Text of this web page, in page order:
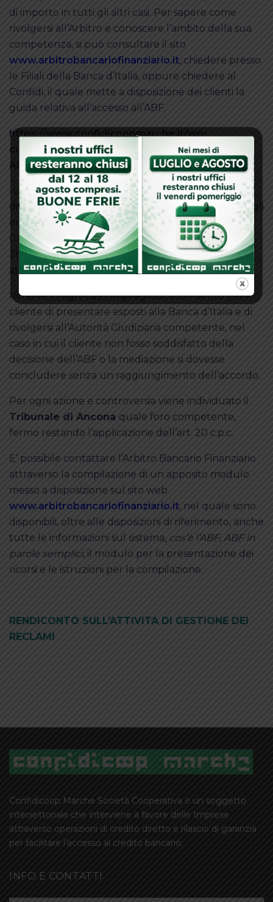
di importo in tutti gli altri casi. Per sapere come
rivolgersi all’Arbitro e conoscere l’ambito della sua
competenza, si può consultare il sito
www.arbitrobancariofinanziario.it, chiedere presso
le Filiali della Banca d’Italia, oppure chiedere al
Confidi, il quale mette a disposizione dei clienti la
guida relativa all’accesso all’ABF.
https://www.confidicoopmarche.it/wp-
content/uploads/2024/11/GUIDA-PRATICA-
ABF.pdf
-Un Organismo di Mediazione, scelto dal cliente,
diverso dall’ABF, purché sia iscritto nel Registro degli
organismi di mediazione tenuto dal Ministero della
Giustizia, secondo quanto disciplinato dal D. Lgs. n.
28 del 04/03/2010 e dalla relativa norma di
attuazione.
Rimane, in ogni caso, impregiudicato il diritto per il
cliente di presentare esposti alla Banca d’Italia e di
rivolgersi all’Autorità Giudiziaria competente, nel
caso in cui il cliente non fosso soddisfatto della
decisione dell’ABF o la mediazione si dovesse
concludere senza un raggiungimento dell’accordo.
Per ogni azione e controversia viene individuato il
Tribunale di Ancona quale foro competente,
fermo restando l’applicazione dell’art. 20 c.p.c.
E’ possibile contattare l’Arbitro Bancario Finanziario
attraverso la compilazione di un apposito modulo
messo a disposizione sul sito web
www.arbitrobancariofinanziario.it, nel quale sono
disponibili, oltre alle disposizioni di riferimento, anche
tutte le informazioni sul sistema, cos’è l’ABF, ABF in
parole semplici, il modulo per la presentazione dei
ricorsi e le istruzioni per la compilazione.
RENDICONTO SULL’ATTIVITA DI GESTIONE DEI
RECLAMI
Confidicoop Marche Società Cooperativa è un soggetto
intersettoriale che interviene a favore delle Imprese
attraverso operazioni di credito diretto e rilascio di garanzia
per facilitare l’accesso al credito bancario.
INFO E CONTATTI